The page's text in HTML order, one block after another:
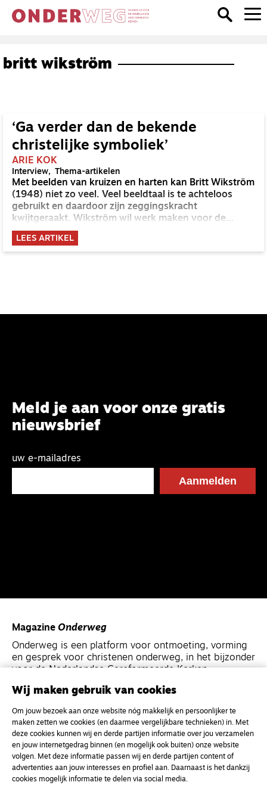
britt wikström
‘Ga verder dan de bekende
christelijke symboliek’
ARIE KOK
Interview Thema-artikelen
Met beelden van kruizen en harten kan Britt Wikström
(1948) niet zo veel. Veel beeldtaal is te achteloos
gebruikt en daardoor zijn zeggingskracht
kwijtgeraakt. Wikström wil werk maken voor de
maatschappij en daar midden in staan, met beelden
die warmte en gelijkwaardigheid uitdragen.
LEES ARTIKEL
Meld je aan voor onze gratis
nieuwsbrief
uw e-mailadres
Magazine Onderweg
Onderweg is een platform voor ontmoeting, vorming
en gesprek voor christenen onderweg, in het bijzonder
voor de Nederlandse Gereformeerde Kerken.
Kvk-nummer 33277063
NL46 INGB 0117 5827 86
info@onderwegonline.nl
Wij maken gebruik van cookies
Om jouw bezoek aan onze website nóg makkelijk en persoonlijker te
maken zetten we cookies (en daarmee vergelijkbare technieken) in. Met
deze cookies kunnen wij en derde partijen informatie over jou verzamelen
en jouw internetgedrag binnen (en mogelijk ook buiten) onze website
volgen. Met deze informatie passen wij en derde partijen content of
advertenties aan jouw interesses en profiel aan. Daarnaast is het dankzij
cookies mogelijk informatie te delen via social media.